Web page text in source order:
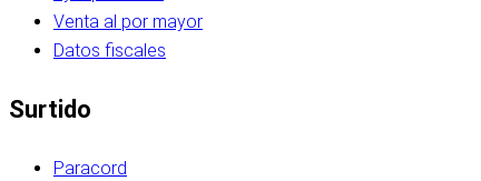
Venta al por mayor
Datos fiscales
Surtido
Paracord